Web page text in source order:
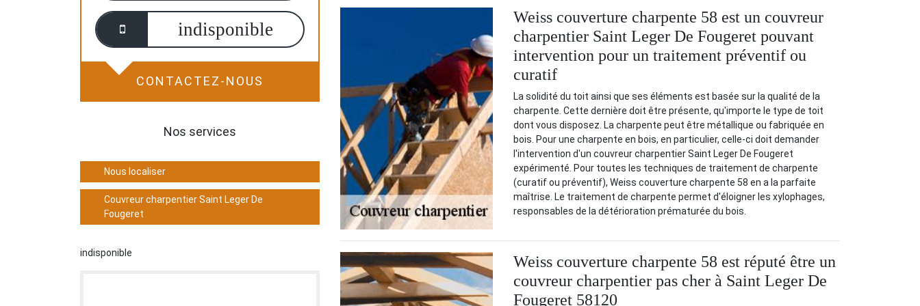
indisponible
CONTACTEZ-NOUS
Nos services
Nous localiser
Couvreur charpentier Saint Leger De
Fougeret
indisponible
Weiss couverture charpente 58 est un couvreur
charpentier Saint Leger De Fougeret pouvant
intervention pour un traitement préventif ou
curatif
La solidité du toit ainsi que ses éléments est basée sur la qualité de la
charpente. Cette dernière doit être présente, qu'importe le type de toit
dont vous disposez. La charpente peut être métallique ou fabriquée en
bois. Pour une charpente en bois, en particulier, celle-ci doit demander
l'intervention d'un couvreur charpentier Saint Leger De Fougeret
expérimenté. Pour toutes les techniques de traitement de charpente
(curatif ou préventif), Weiss couverture charpente 58 en a la parfaite
maîtrise. Le traitement de charpente permet d'éloigner les xylophages,
responsables de la détérioration prématurée du bois.
Weiss couverture charpente 58 est réputé être un
couvreur charpentier pas cher à Saint Leger De
Fougeret 58120